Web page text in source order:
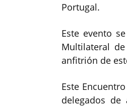
Portugal.
Este evento
Multilateral
anfitrión de
Este
delegados de